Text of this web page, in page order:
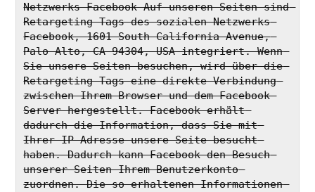
Netzwerks Facebook Auf unseren Seiten sind
Retargeting-Tags des sozialen Netzwerks
Facebook, 1601 South California Avenue,
Palo Alto, CA 94304, USA integriert. Wenn
Sie unsere Seiten besuchen, wird über die
Retargeting-Tags eine direkte Verbindung
zwischen Ihrem Browser und dem Facebook-
Server hergestellt. Facebook erhält
dadurch die Information, dass Sie mit
Ihrer IP-Adresse unsere Seite besucht
haben. Dadurch kann Facebook den Besuch
unserer Seiten Ihrem Benutzerkonto
zuordnen. Die so erhaltenen Informationen